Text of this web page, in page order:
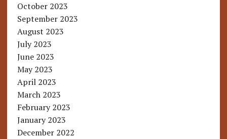
October 2023
September 2023
August 2023
July 2023
June 2023
May 2023
April 2023
March 2023
February 2023
January 2023
December 2022